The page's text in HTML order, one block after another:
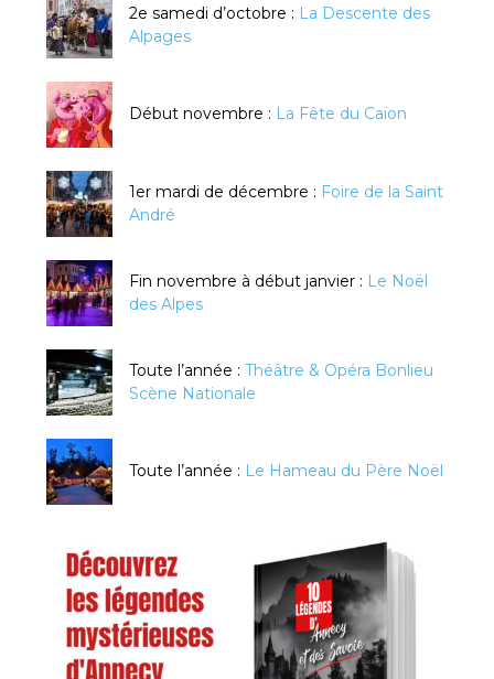
2e samedi d’octobre : La Descente des
Alpages
Début novembre : La Fête du Caïon
1er mardi de décembre : Foire de la Saint
André
Fin novembre à début janvier : Le Noël
des Alpes
Toute l’année : Théâtre & Opéra Bonlieu
Scène Nationale
Toute l’année : Le Hameau du Père Noël